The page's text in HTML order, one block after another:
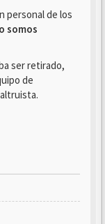
personal de los
somos
ser retirado,
de